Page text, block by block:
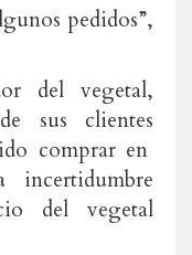
pedidos”,
del vegetal,
sus clientes
comprar en
incertidumbre
del vegetal